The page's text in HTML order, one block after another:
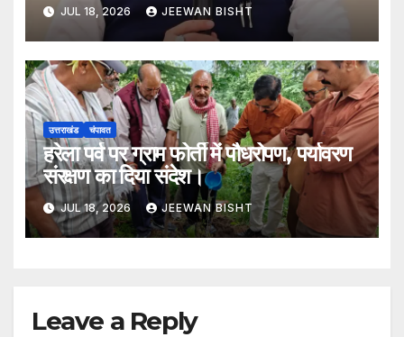
मिली स्वीकृति
JUL 18, 2026 JEEWAN BISHT
उत्तराखंड चंपावत
हरेला पर्व पर ग्राम फोर्ती में पौधरोपण, पर्यावरण
संरक्षण का दिया संदेश।
JUL 18, 2026 JEEWAN BISHT
Leave a Reply